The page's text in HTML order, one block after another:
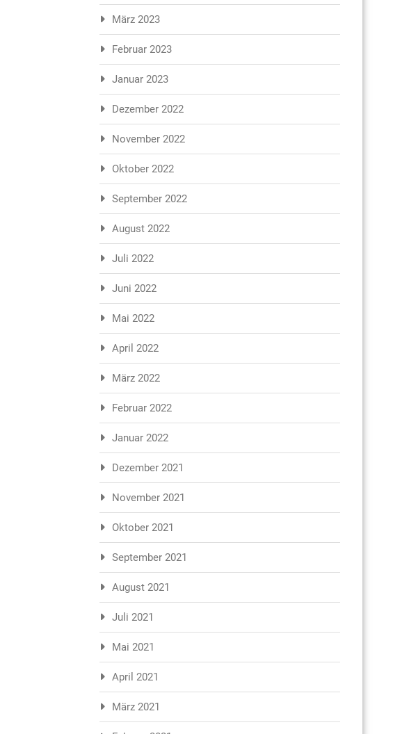
März 2023
Februar 2023
Januar 2023
Dezember 2022
November 2022
Oktober 2022
September 2022
August 2022
Juli 2022
Juni 2022
Mai 2022
April 2022
März 2022
Februar 2022
Januar 2022
Dezember 2021
November 2021
Oktober 2021
September 2021
August 2021
Juli 2021
Mai 2021
April 2021
März 2021